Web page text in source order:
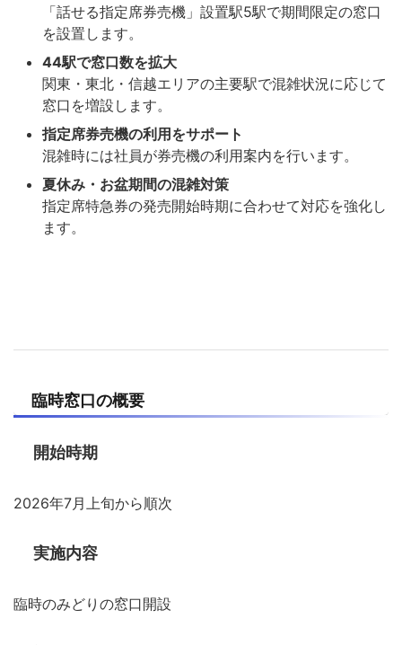
「話せる指定席券売機」設置駅5駅で期間限定の窓口
を設置します。
44駅で窓口数を拡大
関東・東北・信越エリアの主要駅で混雑状況に応じて
窓口を増設します。
指定席券売機の利用をサポート
混雑時には社員が券売機の利用案内を行います。
夏休み・お盆期間の混雑対策
指定席特急券の発売開始時期に合わせて対応を強化し
ます。
臨時窓口の概要
開始時期
2026年7月上旬から順次
実施内容
臨時のみどりの窓口開設